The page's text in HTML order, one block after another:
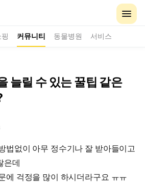
커뮤니티 동물병원 서비스
늘릴 수 있는 꿀팁 같은
법없이 아무 정수기나 잘 받아들이고
은데
에 걱정을 많이 하시더라구요 ㅠㅠ